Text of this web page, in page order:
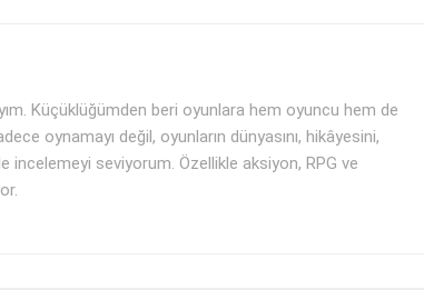
Küçüklüğümden beri oyunlara hem oyuncu hem de
oynamayı değil, oyunların dünyasını, hikâyesini,
incelemeyi seviyorum. Özellikle aksiyon, RPG ve